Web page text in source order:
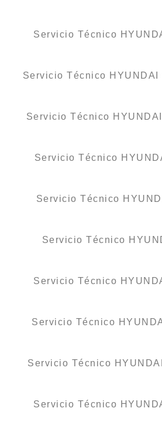
Servicio Técnico
Servicio Técnico
Servicio Técnico
Servicio Técnico
Servicio Técnico
Servicio Técnico
Servicio Técnico
Servicio Técnico
Servicio Técnico
Servicio Técnico